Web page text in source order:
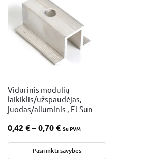
Vidurinis modulių
laikiklis/užspaudėjas,
juodas/aliuminis , El-Sun
0,42€–0,70€ Su PVM
Pasirinkti savybes